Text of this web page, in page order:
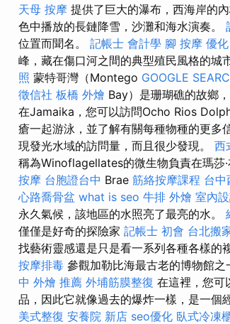
天母 按摩 提供了巨大的瀑布，西海岸的
色中播放的長鏈降雪，沙灘和海水演奏。
位置而聞名。 記帳士 會計學 腳 按摩 優
峰，藏在傷口河之間的典型殖民風格的城
照 蒙特哥灣（Montego GOOGLE
徵信社 板橋 外燴 Bay）是珊瑚礁的故鄉
在Jamaika，您可以訪問Ocho Rios
瘡一起游泳，並了解有關每種物種的更多
現發光水域的訪問量，而且很少發現。 西
稱為Winoflagellates的微生物負責在瑪莎
按摩 台胞證台中 Brae 筋絡按摩課程 台中
心路喬骨盆 what is seo 牛排 外燴 室內
永久氣候，該地區的水照亮了最亮的水。
僅僅是好奇的探險家 記帳士 初會 台北搬
找藝術靈感還是只是看一系列各種各樣的
按摩排毒 參觀加勒比海最古老的博物館
中 外燴 推薦 外埔筋膜整復 在這裡，您可
品，因此它就像過去的爆炸一樣，是一個
美式整復 安養院 新店 seo優化 臥式冷凍